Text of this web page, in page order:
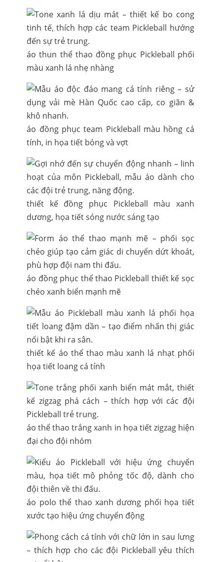
áo thun thể thao đồng phục Pickleball phối
màu xanh lá nhẹ nhàng
áo đồng phục team Pickleball màu hồng cá
tính, in họa tiết bóng và vợt
thiết kế đồng phục Pickleball màu xanh
dương, họa tiết sóng nước sáng tạo
áo đồng phục thể thao Pickleball thiết kế sọc
chéo xanh biển mạnh mẽ
thiết kế áo thể thao màu xanh lá nhạt phối
họa tiết loang cá tính
áo thể thao trắng xanh in họa tiết zigzag hiện
đại cho đội nhóm
áo polo thể thao xanh dương phối họa tiết
xước tạo hiệu ứng chuyển động